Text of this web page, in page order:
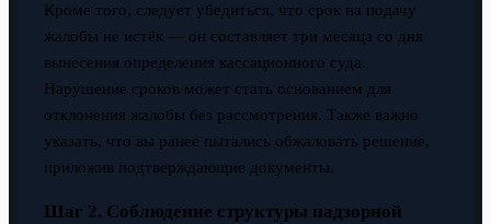
Кроме того, следует убедиться, что срок на подачу
жалобы не истёк — он составляет три месяца со дня
вынесения определения кассационного суда.
Нарушение сроков может стать основанием для
отклонения жалобы без рассмотрения. Также важно
указать, что вы ранее пытались обжаловать решение,
приложив подтверждающие документы.
Шаг 2. Соблюдение структуры надзорной